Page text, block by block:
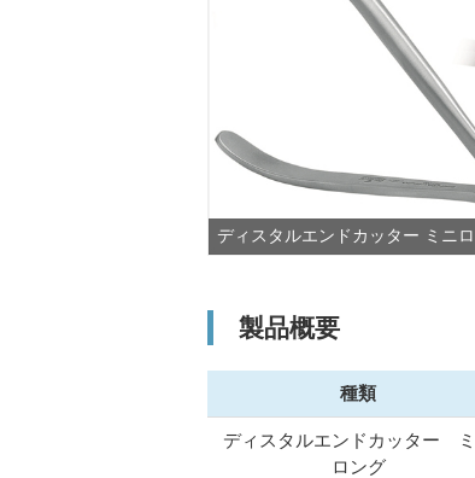
製品概要
種類
ディスタルエンドカッター
ロング